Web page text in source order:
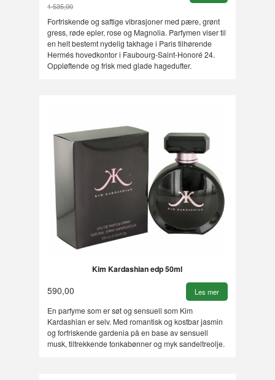
1 535,00
Rabatt
Forfriskende og saftige vibrasjoner med pære, grønt
gress, røde epler, rose og Magnolia. Parfymen viser til
en helt bestemt nydelig takhage i Paris tilhørende
Hermés hovedkontor i Faubourg-Saint-Honoré 24.
Oppløftende og frisk med glade hagedufter.
Kim Kardashian edp 50ml
590,00 Les mer
En parfyme som er søt og sensuell som Kim
Kardashian er selv. Med romantisk og kostbar jasmin
og forfriskende gardenia på en base av sensuell
musk, tiltrekkende tonkabønner og myk sandeltreolje.